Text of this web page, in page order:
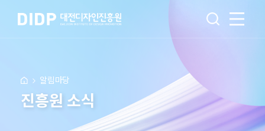
알림마당
진흥원 소식